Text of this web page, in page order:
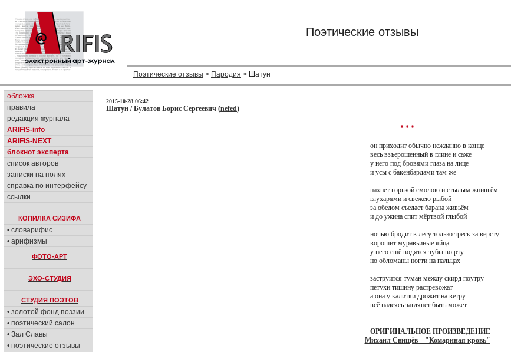
Поэтические отзывы
Поэтические отзывы > Пародия > Шатун
обложка
правила
редакция журнала
ARIFIS-info
ARIFIS-NEXT
блокнот эксперта
список авторов
записки на полях
справка по интерфейсу
ссылки
КОПИЛКА СИЗИФА
• словарифис
• арифизмы
ФОТО-АРТ
ЭХО-СТУДИЯ
СТУДИЯ ПОЭТОВ
• золотой фонд поэзии
• поэтический салон
• Зал Славы
• поэтические отзывы
2015-10-28 06:42
Шатун / Булатов Борис Сергеевич (nefed)
* * *
он приходит обычно нежданно в конце
весь взъерошенный в глине и саже
у него под бровями глаза на лице
и усы с бакенбардами там же
пахнет горькой смолою и стылым жнивьём
глухарями и свежею рыбой
за обедом съедает барана живьём
и до ужина спит мёртвой глыбой
ночью бродит в лесу только треск за версту
ворошит муравьиные яйца
у него ещё водятся зубы во рту
но обломаны ногти на пальцах
заструится туман между скирд поутру
петухи тишину растревожат
а она у калитки дрожит на ветру
всё надеясь заглянет быть может
ОРИГИНАЛЬНОЕ ПРОИЗВЕДЕНИЕ
Михаил Свищёв – "Комариная кровь"